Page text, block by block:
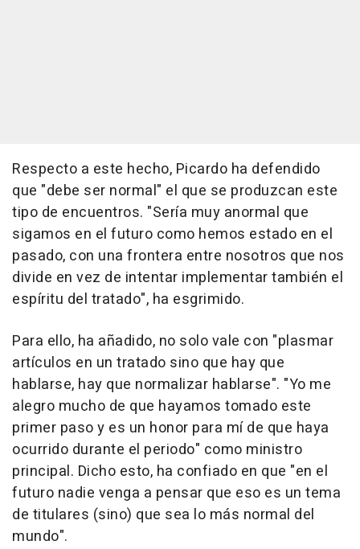
Respecto a este hecho, Picardo ha defendido
que "debe ser normal" el que se produzcan este
tipo de encuentros. "Sería muy anormal que
sigamos en el futuro como hemos estado en el
pasado, con una frontera entre nosotros que nos
divide en vez de intentar implementar también el
espíritu del tratado", ha esgrimido.
Para ello, ha añadido, no solo vale con "plasmar
artículos en un tratado sino que hay que
hablarse, hay que normalizar hablarse". "Yo me
alegro mucho de que hayamos tomado este
primer paso y es un honor para mí de que haya
ocurrido durante el periodo" como ministro
principal. Dicho esto, ha confiado en que "en el
futuro nadie venga a pensar que eso es un tema
de titulares (sino) que sea lo más normal del
mundo".